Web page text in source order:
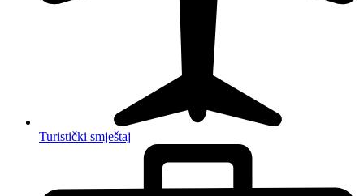
Turistički smještaj